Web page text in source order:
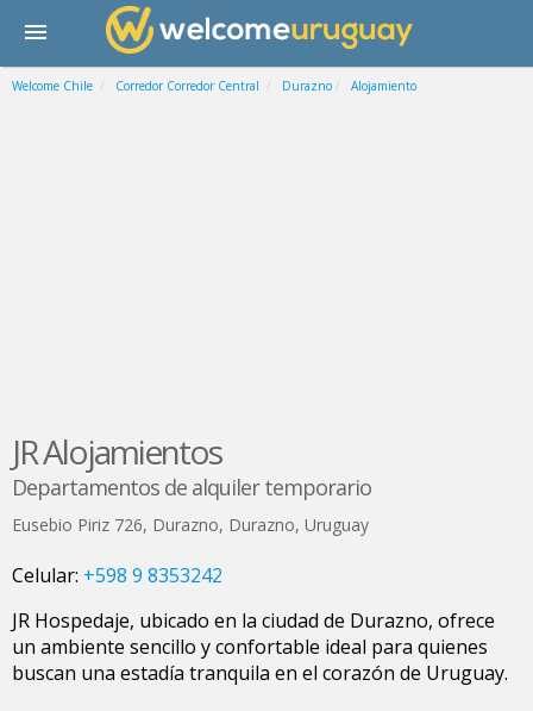
Welcome Chile Corredor Corredor Central Durazno Alojamiento
JR Alojamientos
Departamentos de alquiler temporario
Eusebio Piriz 726, Durazno, Durazno, Uruguay
Celular: +598 9 8353242
JR Hospedaje, ubicado en la ciudad de Durazno, ofrece
un ambiente sencillo y confortable ideal para quienes
buscan una estadía tranquila en el corazón de Uruguay.